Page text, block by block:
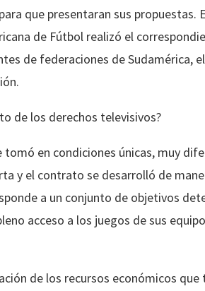
que presentaran sus propuestas.
de Fútbol realizó el
de federaciones de Sudamérica,
de los derechos televisivos?
en condiciones únicas, muy
y el contrato se desarrolló de
a un conjunto de objetivos
acceso a los juegos de sus
de los recursos económicos